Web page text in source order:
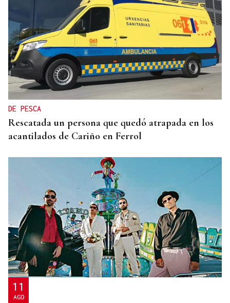
DE PESCA
Rescatada un persona que quedó atrapada en los
acantilados de Cariño en Ferrol
11
AGO